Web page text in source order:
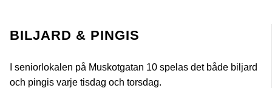
BILJARD & PINGIS
I seniorlokalen på Muskotgatan 10 spelas det både biljard
och pingis varje tisdag och torsdag.